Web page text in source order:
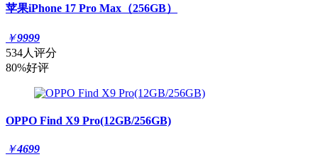
苹果iPhone 17 Pro Max（256GB）
￥9999
534人评分
80%好评
OPPO Find X9 Pro(12GB/256GB)
￥4699